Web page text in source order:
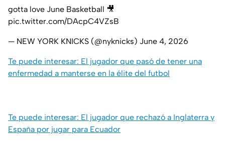
gotta love June Basketball 🎥
pic.twitter.com/DAcpC4VZsB
— NEW YORK KNICKS (@nyknicks) June 4, 2026
Te puede interesar: El jugador que pasó de tener una
enfermedad a manterse en la élite del futbol
Te puede interesar: El jugador que rechazó a Inglaterra y
España por jugar para Ecuador